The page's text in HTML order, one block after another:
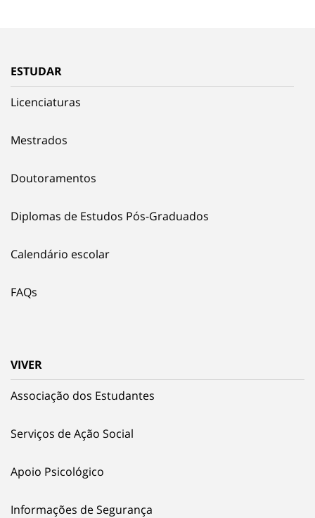
ESTUDAR
Licenciaturas
Mestrados
Doutoramentos
Diplomas de Estudos Pós-Graduados
Calendário escolar
FAQs
VIVER
Associação dos Estudantes
Serviços de Ação Social
Apoio Psicológico
Informações de Segurança